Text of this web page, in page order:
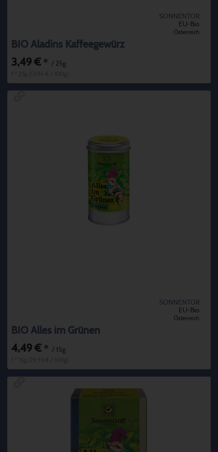
SONNENTOR
EU-Bio
Österreich
BIO Aladins Kaffeegewürz
3,49 € * / 25g
SONNENTOR
EU-Bio
Österreich
BIO Alles im Grünen
4,49 € * / 15g